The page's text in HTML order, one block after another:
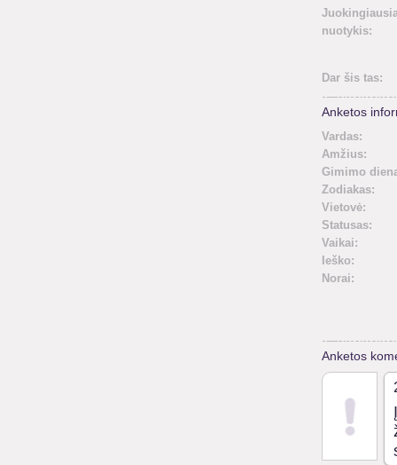
nuotykis:
Dar šis tas:
Anketos
Vardas:
Amžius:
Gimimo
Zodiakas:
Vietovė:
Statusas:
Vaikai:
Ieško:
Norai:
Anketos